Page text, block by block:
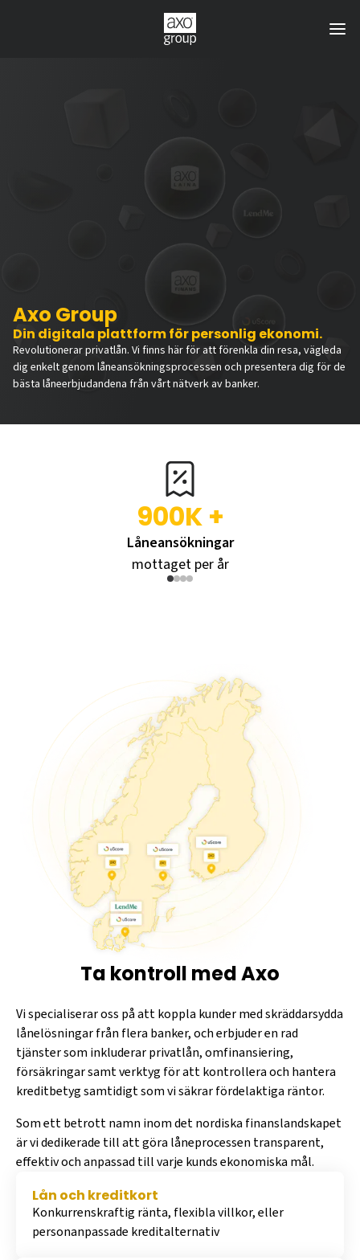
Axo Group
Din digitala plattform för personlig ekonomi.
Revolutionerar privatlån. Vi finns här för att förenkla din resa, vägleda
dig enkelt genom låneansökningsprocessen och presentera dig för de
bästa låneerbjudandena från vårt nätverk av banker.
900K +
Låneansökningar
mottaget per år
Ta kontroll med Axo
Vi specialiserar oss på att koppla kunder med skräddarsydda
lånelösningar från flera banker, och erbjuder en rad
tjänster som inkluderar privatlån, omfinansiering,
försäkringar samt verktyg för att kontrollera och hantera
kreditbetyg samtidigt som vi säkrar fördelaktiga räntor.
Som ett betrott namn inom det nordiska finanslandskapet
är vi dedikerade till att göra låneprocessen transparent,
effektiv och anpassad till varje kunds ekonomiska mål.
Lån och kreditkort
Konkurrenskraftig ränta, flexibla villkor, eller
personanpassade kreditalternativ